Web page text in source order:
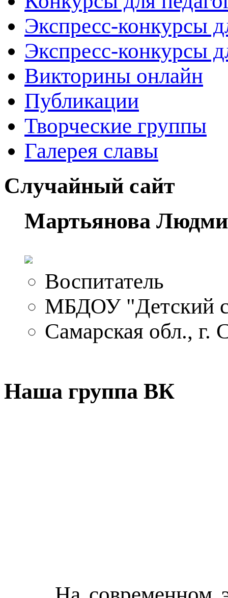
Экспресс-конкурсы
Экспресс-конкурсы
Викторины онлайн
Публикации
Творческие группы
Галерея славы
Случайный сайт
Мартьянова
Воспитатель
МБДОУ "Детский
Самарская обл., г.
Наша группа ВК